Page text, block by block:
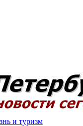
и туризм